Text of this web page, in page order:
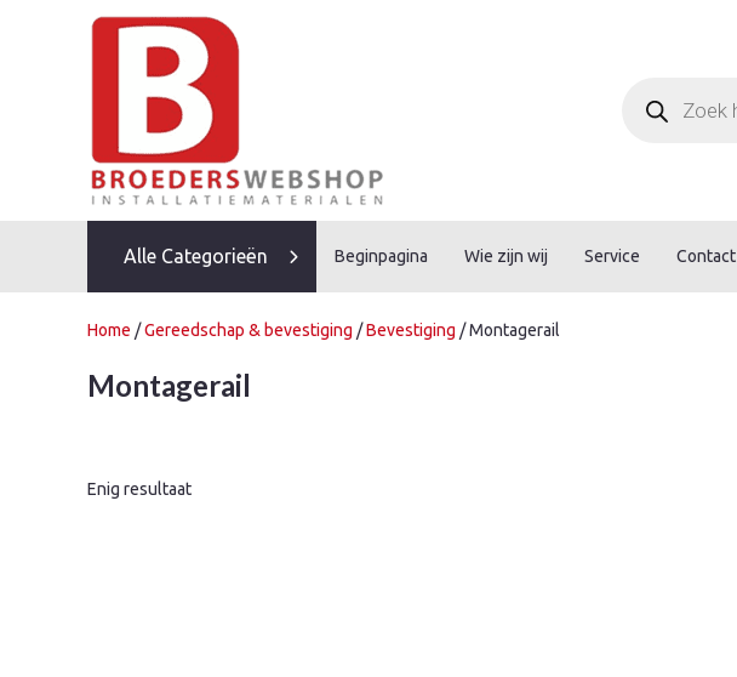
zoeken
Alle Categorieën Beginpagina Wie zijn wij Service Contact
Home /Gereedschap & bevestiging /Bevestiging / Montagerail
Montagerail
Enig resultaat